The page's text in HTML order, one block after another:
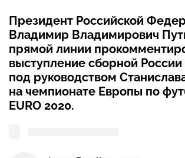
Президент Российской
Владимир Владимирович
прямой линии
выступление сборной
под руководством
на чемпионате Европы по
EURO 2020.